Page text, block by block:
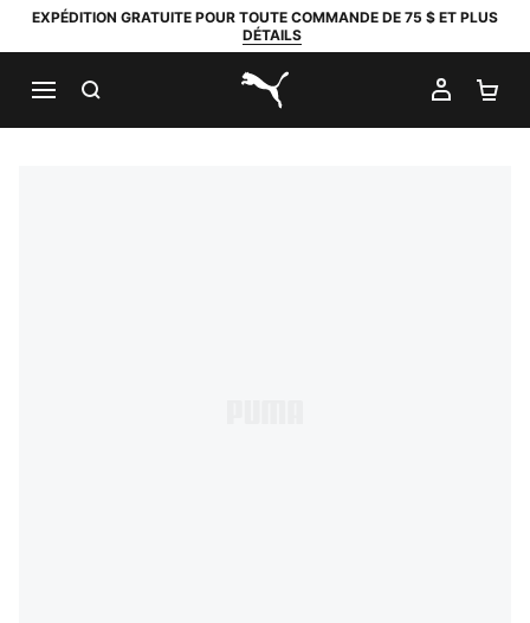
EXPÉDITION GRATUITE POUR TOUTE COMMANDE DE 75 $ ET PLUS
DÉTAILS
PUMA.com
MON